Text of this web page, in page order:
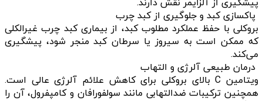
پیشگیری از آلزایمر نقش دارند.
پاکسازی کبد و جلوگیری از کبد چرب
بروکلی با حفظ عملکرد مطلوب کبد، از بیماری کبد چرب غیرالکلی
که ممکن است به سیروز یا سرطان کبد منجر شود، پیشگیری
می‌کند.
درمان طبیعی آلرژی و التهاب
ویتامین C بالای بروکلی برای کاهش علائم آلرژی عالی است.
همچنین ترکیبات ضدالتهابی مانند سولفورافان و کامپفرول، آن را